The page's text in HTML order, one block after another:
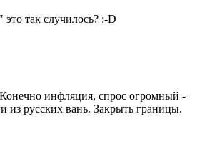
так случилось? :-D
инфляция, спрос огромный -
из русских вань. Закрыть границы.